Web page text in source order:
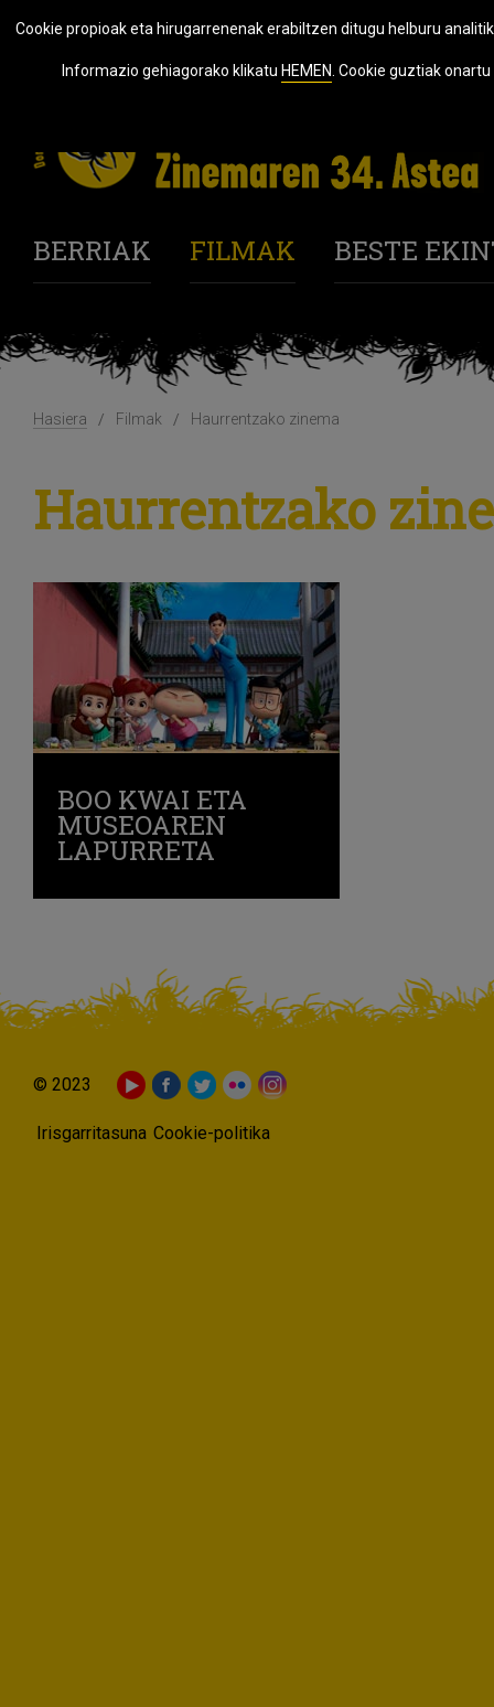
BERRIAK FILMAK BESTE
Hasiera Filmak Haurrentzako zinema
Haurrentzako
BOO KWAI ETA
MUSEOAREN
LAPURRETA
© 2023
Irisgarritasuna Cookie-politika
Cookie propioak eta hirugarrenenak erabiltzen ditugu helburu
Informazio gehiagorako klikatu HEMEN . Cookie guztiak